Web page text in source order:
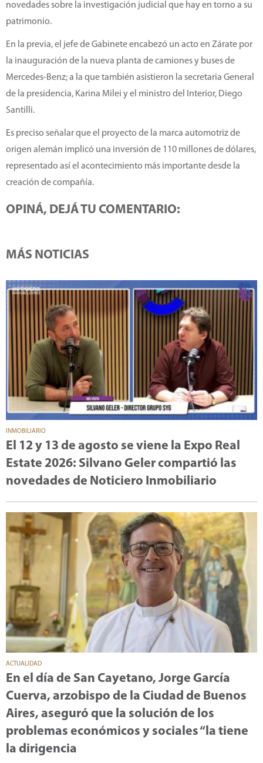
novedades sobre la investigación judicial que hay en torno a su
patrimonio.
En la previa, el jefe de Gabinete encabezó un acto en Zárate por
la inauguración de la nueva planta de camiones y buses de
Mercedes-Benz; a la que también asistieron la secretaria General
de la presidencia, Karina Milei y el ministro del Interior, Diego
Santilli.
Es preciso señalar que el proyecto de la marca automotriz de
origen alemán implicó una inversión de 110 millones de dólares,
representado así el acontecimiento más importante desde la
creación de compañía.
OPINÁ, DEJÁ TU COMENTARIO:
MÁS NOTICIAS
INMOBILIARIO
El 12 y 13 de agosto se viene la Expo Real
Estate 2026: Silvano Geler compartió las
novedades de Noticiero Inmobiliario
ACTUALIDAD
En el día de San Cayetano, Jorge García
Cuerva, arzobispo de la Ciudad de Buenos
Aires, aseguró que la solución de los
problemas económicos y sociales “la tiene
la dirigencia